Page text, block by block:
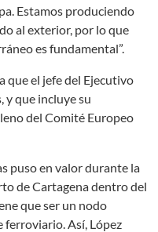
Estamos produciendo
al exterior, por lo que
es fundamental”.
que el jefe del Ejecutivo
y que incluye su
del Comité Europeo
puso en valor durante la
de Cartagena dentro del
que ser un nodo
ferroviario. Así, López